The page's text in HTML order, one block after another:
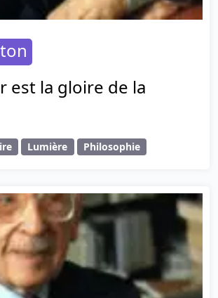
est la gloire de la
Lumière Philosophie